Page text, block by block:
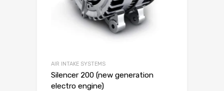
AIR INTAKE SYSTEMS
Silencer 200 (new generation
electro engine)